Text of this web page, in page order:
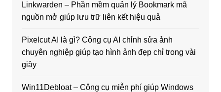
Linkwarden – Phần mềm quản lý Bookmark mã
nguồn mở giúp lưu trữ liên kết hiệu quả
Pixelcut AI là gì? Công cụ AI chỉnh sửa ảnh
chuyên nghiệp giúp tạo hình ảnh đẹp chỉ trong vài
giây
Win11Debloat – Công cụ miễn phí giúp Windows